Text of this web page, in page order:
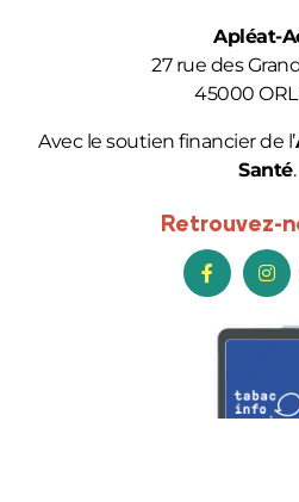
Apléat-
27 rue des
45000
Avec le soutien financier de l’
Santé.
Retrouvez-